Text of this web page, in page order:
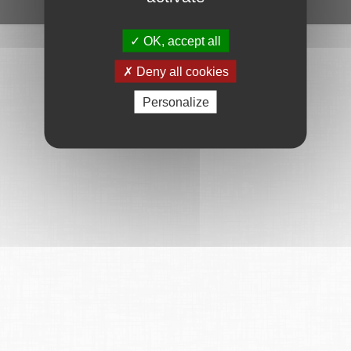
OK, accept all
Deny all cookies
Personalize
Ce service est proposé par